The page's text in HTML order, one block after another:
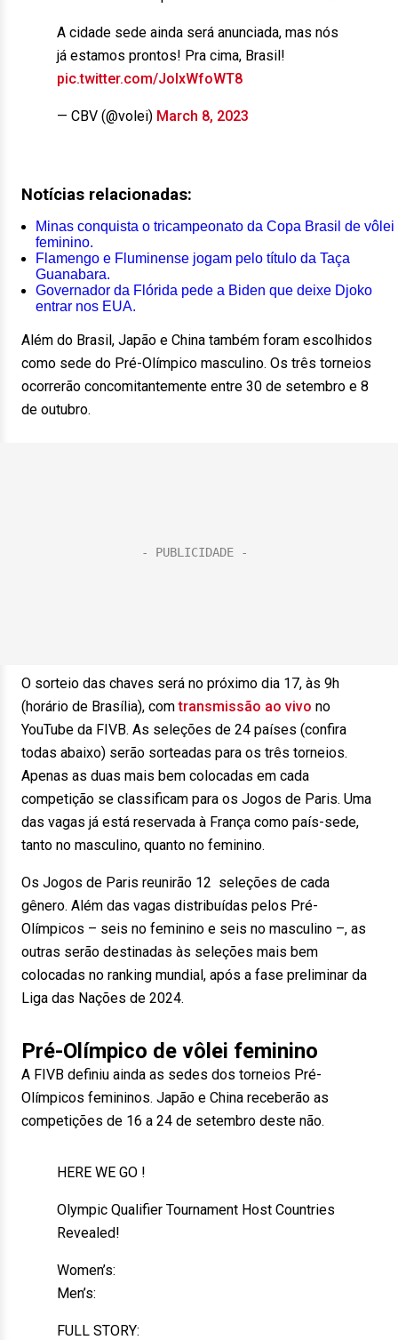
A cidade sede ainda será anunciada, mas nós
já estamos prontos! Pra cima, Brasil!
pic.twitter.com/JoIxWfoWT8
— CBV (@volei) March 8, 2023
Notícias relacionadas:
Minas conquista o tricampeonato da Copa Brasil de vôlei
feminino.
Flamengo e Fluminense jogam pelo título da Taça
Guanabara.
Governador da Flórida pede a Biden que deixe Djoko
entrar nos EUA.
Além do Brasil, Japão e China também foram escolhidos
como sede do Pré-Olímpico masculino. Os três torneios
ocorrerão concomitantemente entre 30 de setembro e 8
de outubro.
O sorteio das chaves será no próximo dia 17, às 9h
(horário de Brasília), comtransmissão ao vivo no
YouTube da FIVB. As seleções de 24 países (confira
todas abaixo) serão sorteadas para os três torneios.
Apenas as duas mais bem colocadas em cada
competição se classificam para os Jogos de Paris. Uma
das vagas já está reservada à França como país-sede,
tanto no masculino, quanto no feminino.
Os Jogos de Paris reunirão 12 seleções de cada
gênero. Além das vagas distribuídas pelos Pré-
Olímpicos – seis no feminino e seis no masculino –, as
outras serão destinadas às seleções mais bem
colocadas no ranking mundial, após a fase preliminar da
Liga das Nações de 2024.
Pré-Olímpico de vôlei feminino
A FIVB definiu ainda as sedes dos torneios Pré-
Olímpicos femininos. Japão e China receberão as
competições de 16 a 24 de setembro deste não.
HERE WE GO !
Olympic Qualifier Tournament Host Countries
Revealed!
Women’s:
Men’s:
FULL STORY: